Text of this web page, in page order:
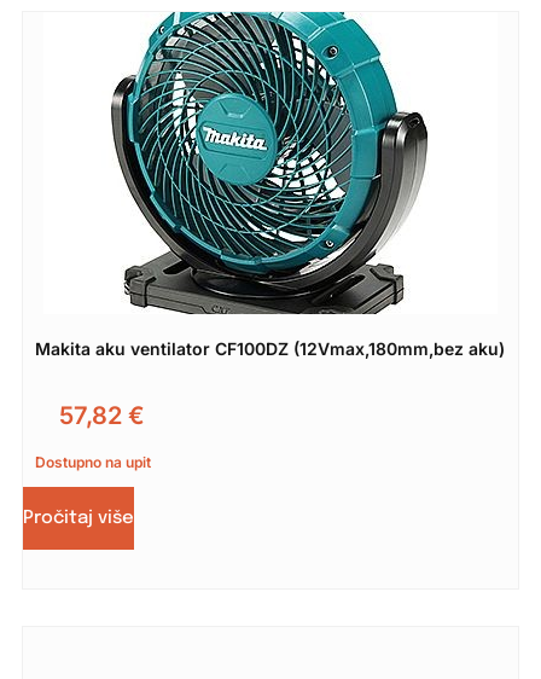
Makita aku ventilator CF100DZ (12Vmax,180mm,bez aku)
57,82 €
Dostupno na upit
Pročitaj više